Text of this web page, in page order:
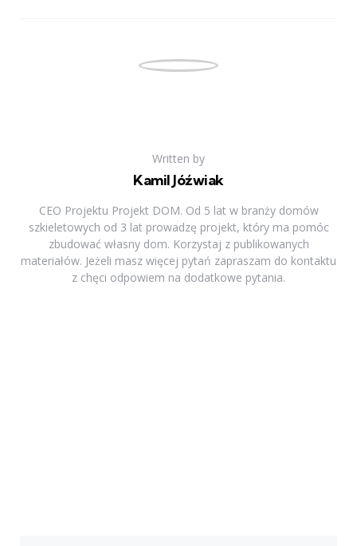
Written by
Kamil Jóźwiak
CEO Projektu Projekt DOM. Od 5 lat w branży domów
szkieletowych od 3 lat prowadzę projekt, który ma pomóc
zbudować własny dom. Korzystaj z publikowanych
materiałów. Jeżeli masz więcej pytań zapraszam do kontaktu
z chęci odpowiem na dodatkowe pytania.